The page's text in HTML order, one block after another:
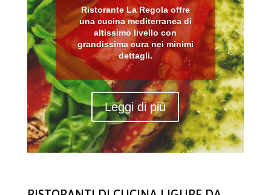
Ristorante La Regola offre
una cucina mediterranea di
altissimo livello con
grandissima cura nei minimi
dettagli.
Leggi di più